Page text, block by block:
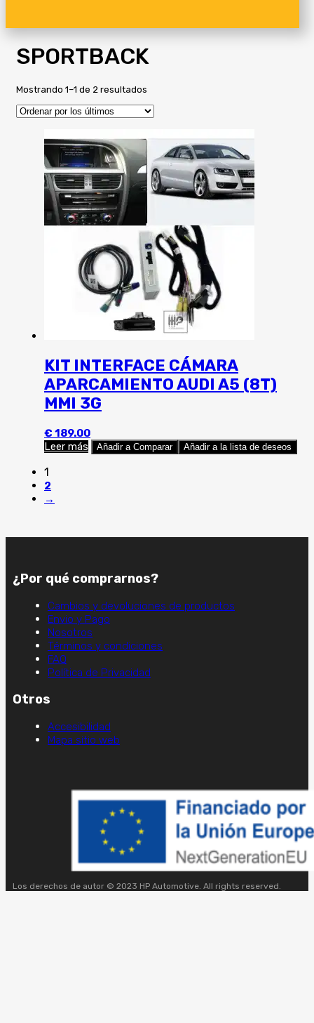
SPORTBACK
Mostrando 1–1 de 2 resultados
los
últimos
KIT INTERFACE CÁMARA
APARCAMIENTO AUDI A5 (8T)
MMI 3G
€ 189.00
Leer más
Añadir a Comparar Añadir a la lista de deseos
1
2
→
¿Por qué comprarnos?
Cambios y devoluciones de productos
Envio y Pago
Nosotros
Términos y condiciones
FAQ
Política de Privacidad
Otros
Accesibilidad
Mapa sitio web
Los derechos de autor © 2023 HP Automotive. All rights reserved.